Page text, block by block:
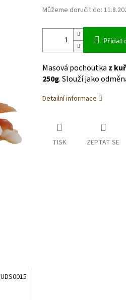
Můžeme doručit do:
Přidat
Masová pochoutka z
250g. Slouží jako
Detailní informace
TISK ZEPTAT SE
UDS0015